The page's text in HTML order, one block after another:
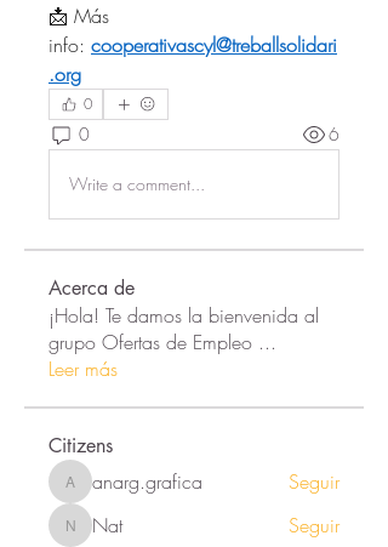
📩 Más
info: cooperativascyl@treballsolidari
.org
0
0 6
Write a comment...
Acerca de
¡Hola! Te damos la bienvenida al
grupo Ofertas de Empleo ...
Leer más
Citizens
anarg.grafica
anarg.grafica Seguir
NatNat Seguir